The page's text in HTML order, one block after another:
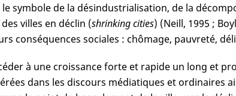
le symbole de la désindustrialisation, de la
des villes en déclin (shrinking cities) (Neill, 1995 ;
conséquences sociales : chômage, pauvreté,
à une croissance forte et rapide un long et
dans les discours médiatiques et ordinaires